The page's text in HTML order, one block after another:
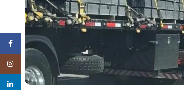
Facebook
Instagram
linkedin